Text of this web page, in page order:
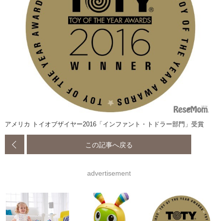
アメリカ トイオブザイヤー2016「インファント・トドラー部門」受賞
この記事へ戻る
advertisement